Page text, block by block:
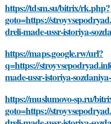
https://tdsm.su/bitrix/rk.php?
goto=https://
dreli-made-ussr-istoriya-
https://maps.google.rw/url?
q=https://
made-ussr-istoriya-
https://muslumovo-sp.ru/
goto=https://